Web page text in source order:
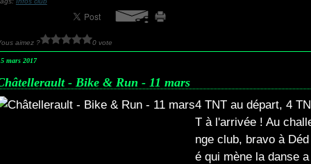
aimez ? 0 vote
mars 2017
- Bike & Run - 11 mars
4 TNT au départ, 4 TN
T à l'arrivée ! Au
nge club, bravo à Déd
é qui mène la danse a